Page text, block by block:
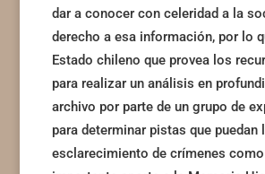
dar a conocer con celeridad a la
derecho a esa información, por lo
Estado chileno que provea los
para realizar un análisis en
archivo por parte de un grupo de
para determinar pistas que puedan
esclarecimiento de crímenes